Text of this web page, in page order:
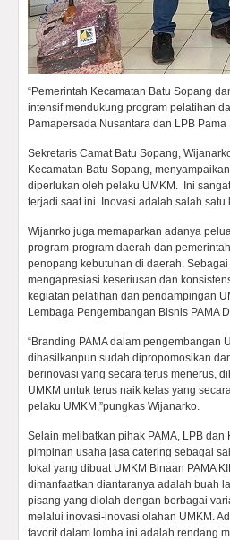
“Pemerintah Kecamatan Batu Sopang
intensif mendukung program pelatihan
Pamapersada Nusantara dan LPB Pama
Sekretaris Camat Batu Sopang,
Kecamatan Batu Sopang,
diperlukan oleh pelaku UMKM. Ini
terjadi saat ini Inovasi adalah salah
Wijanrko juga memaparkan adanya
program-program daerah dan
penopang kebutuhan di daerah.
mengapresiasi keseriusan dan
kegiatan pelatihan dan pendampingan
Lembaga Pengembangan Bisnis PAMA
“Branding PAMA dalam pengembangan
dihasilkanpun sudah dipropomosikan
berinovasi yang secara terus menerus,
UMKM untuk terus naik kelas yang
pelaku UMKM,”pungkas Wijanarko.
Selain melibatkan pihak PAMA, LPB
pimpinan usaha jasa catering sebagai
lokal yang dibuat UMKM Binaan PAMA
dimanfaatkan diantaranya adalah buah
pisang yang diolah dengan berbagai
melalui inovasi-inovasi olahan UMKM.
favorit dalam lomba ini adalah rendang